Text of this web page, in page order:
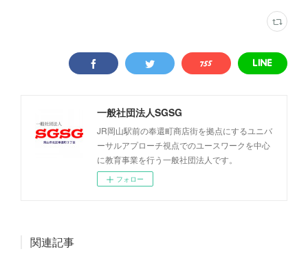
一般社団法人SGSG
JR岡山駅前の奉還町商店街を拠点にするユニバ
ーサルアプローチ視点でのユースワークを中心
に教育事業を行う一般社団法人です。
フォロー
関連記事